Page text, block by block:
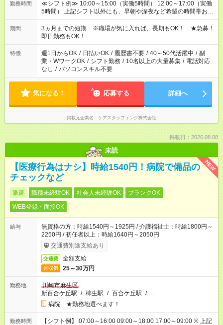
勤務時間
≪シフト例≫ 10:00～15:00（実働5時間） 12:00～17:00（実働
5時間） 上記シフト以外にも、早朝や深夜など希望の時間帯お聞
かせください！ 事前に担当からヒアリングもしますので、ご安
心ください！
期間
3ヵ月までの短期 ※職場が気に入れば、長期もOK！ ★急募！
即日勤務もOK！
特徴 週1日からOK / 日払いOK / 履歴書不要 / 40～50代活躍中 / 副
業・WワークOK / シフト勤務 / 10名以上の大量募集 / 電話対応
なし / パソコンスキル不要
気になる！ 応募する 詳細へ
掲載元企業名 ケアスタッフィング株式会社
掲載日：2026.08.08
未読
NEW
【医療行為はナシ】時給1540円！病院で備品の
チェックなど
派遣 職種未経験OK 社会人未経験OK
ブランクOK
WEB登録・面接OK
給与
無資格の方：時給1540円～1925円 / 介護福祉士：時給1800円～
2250円 / 初任者以上：時給1640円～2050円
交通費別途支給あり
交通費 全額支給
月収例 25～30万円
勤務地
川崎市麻生区
新百合ケ丘駅 / 柿生駅 / 百合ケ丘駅 / …
病院 ★勤務地選べます！
勤務時間
【シフト例】 07:00～16:00 09:00～18:00 17:00～09:00 ※ 上記